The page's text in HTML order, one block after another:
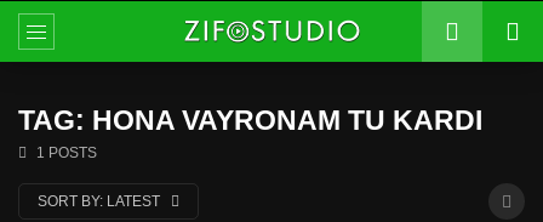
TAG: HONA VAYRONAM TU KARDI
1 POSTS
SORT BY: LATEST